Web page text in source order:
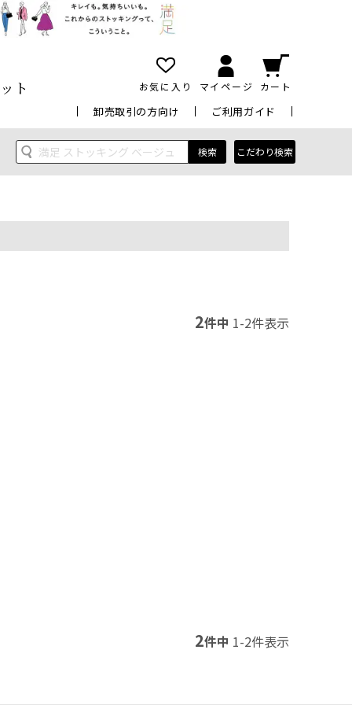
ト お気に入り マイページ カート
卸売取引の方向け ご利用ガイド
検索 こだわり検索
2件中 1-2件表示
2件中 1-2件表示